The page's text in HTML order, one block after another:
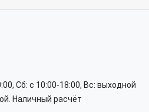
Сб: c 10:00-18:00, Вс: выходной
Наличный расчёт